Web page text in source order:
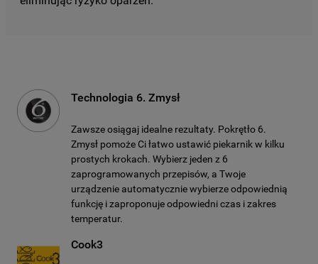
Technologia 6. Zmysł
Zawsze osiągaj idealne rezultaty. Pokrętło 6.
Zmysł pomoże Ci łatwo ustawić piekarnik w kilku
prostych krokach. Wybierz jeden z 6
zaprogramowanych przepisów, a Twoje
urządzenie automatycznie wybierze odpowiednią
funkcję i zaproponuje odpowiedni czas i zakres
temperatur.
Cook3